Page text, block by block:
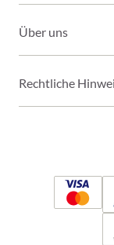
Über uns
Rechtliche